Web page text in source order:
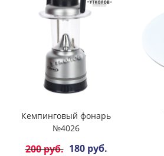
Кемпинговый фонарь
№4026
200 руб. 180 руб.